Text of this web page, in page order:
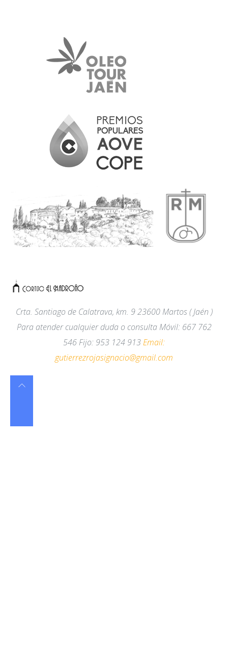
Crta. Santiago de Calatrava, km. 923600 Martos ( Jaén )
Para atender cualquier duda o consulta Móvil: 667 762
546 Fijo: 953 124 913Email:
gutierrezrojasignacio@gmail.com